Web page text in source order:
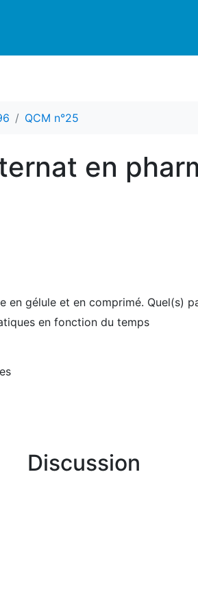
QCM n°25
en
gélule et en comprimé. Quel(s)
en fonction du temps
Discussion